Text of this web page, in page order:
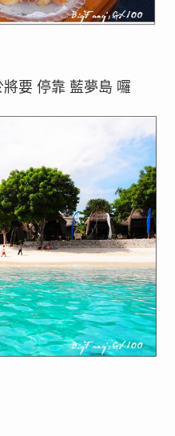
要 停靠 藍夢島 囉